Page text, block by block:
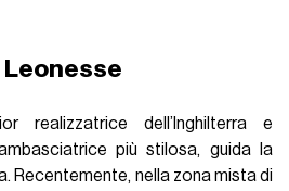
Leonesse
realizzatrice dell’Inghilterra e
più stilosa, guida la
Recentemente, nella zona mista di